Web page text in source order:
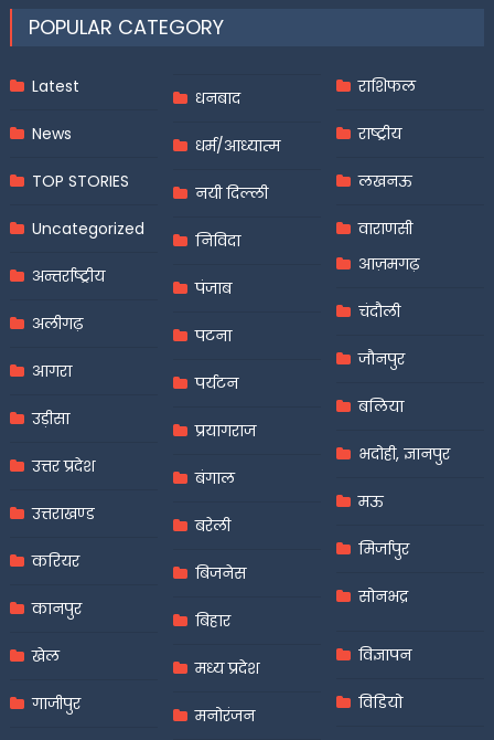
POPULAR CATEGORY
Latest
News
TOP STORIES
Uncategorized
अन्तर्राष्ट्रीय
अलीगढ़
आगरा
उड़ीसा
उत्तर प्रदेश
उत्तराखण्ड
करियर
कानपुर
खेल
गाजीपुर
धनबाद
धर्म/आध्यात्म
नयी दिल्ली
निविदा
पंजाब
पटना
पर्यटन
प्रयागराज
बंगाल
बरेली
बिजनेस
बिहार
मध्य प्रदेश
मनोरंजन
राशिफल
राष्ट्रीय
लखनऊ
वाराणसी
आज़मगढ़
चंदौली
जौनपुर
बलिया
भदोही, ज्ञानपुर
मऊ
मिर्जापुर
सोनभद्र
विज्ञापन
विडियो